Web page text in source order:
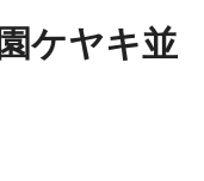
ケヤキ並